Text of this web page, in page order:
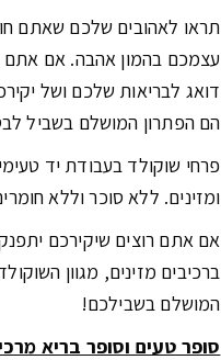
תראו לאהובים שלכם שאתם
עצמכם בהמון אהבה. אם אתם
דואג לבריאות שלכם ושל
הם הפתרון המושלם בשביל
פרחי שוקולד בעבודת יד
ומזינים. ללא סוכר וללא
אם אתם רוצים שיקירכם
ברכיבים מזינים, מגוון
המושלם בשבילכם!
סופר טעים וסופר בריא